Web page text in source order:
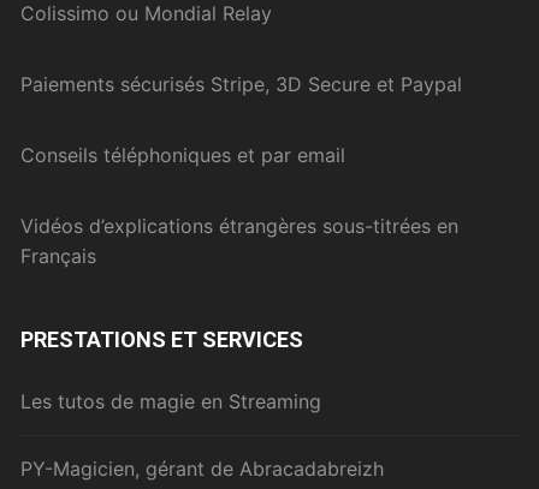
Colissimo ou Mondial Relay
Paiements sécurisés Stripe, 3D Secure et Paypal
Conseils téléphoniques et par email
Vidéos d’explications étrangères sous-titrées en
Français
PRESTATIONS ET SERVICES
Les tutos de magie en Streaming
PY-Magicien, gérant de Abracadabreizh